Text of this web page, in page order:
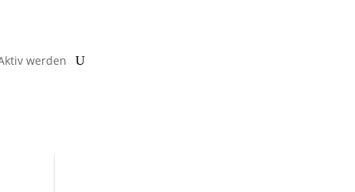
werden